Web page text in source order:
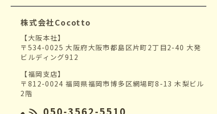
株式会社Cocotto
【大阪本社】
〒534-0025 大阪府大阪市都島区片町2丁目2-40 大発
ビルディング912
【福岡支店】
〒812-0024 福岡県福岡市博多区網場町8-13 木梨ビル
2階
050-3562-5510